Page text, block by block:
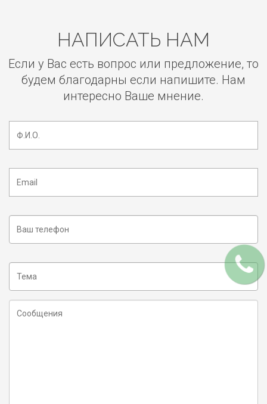
НАПИСАТЬ НАМ
Если у Вас есть вопрос или предложение, то
будем благодарны если напишите. Нам
интересно Ваше мнение.